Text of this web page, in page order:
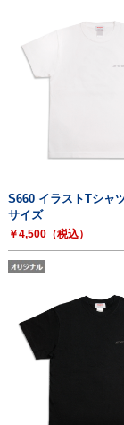
S660 イラストTシャ
サイズ
￥4,500（税込）